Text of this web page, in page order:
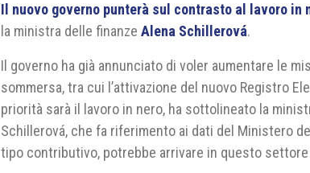
Il nuovo governo punterà sul contrasto al lavoro in
la ministra delle finanzeAlena Schillerová.
Il governo ha già annunciato di voler aumentare le
sommersa, tra cui l’attivazione del nuovo Registro
priorità sarà il lavoro in nero, ha sottolineato la
Schillerová, che fa riferimento ai dati del Ministero
tipo contributivo, potrebbe arrivare in questo